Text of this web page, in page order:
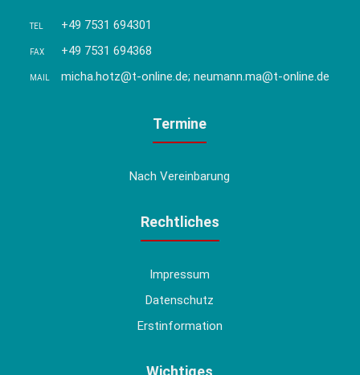
TEL +49 7531 694301
FAX +49 7531 694368
MAIL micha.hotz@t-online.de; neumann.ma@t-online.de
Termine
Nach Vereinbarung
Rechtliches
Impressum
Datenschutz
Erstinformation
Wichtiges